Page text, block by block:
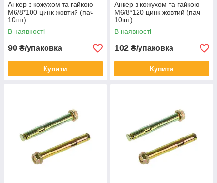
Анкер з кожухом та гайкою
М6/8*100 цинк жовтий (пач
10шт)
В наявності
90 ₴/упаковка
Купити
Анкер з кожухом та гайкою
М6/8*120 цинк жовтий (пач
10шт)
В наявності
102 ₴/упаковка
Купити